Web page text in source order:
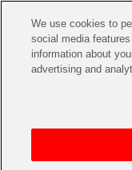
CHANNEL
アイドルマスターシ
アイドルマスター
イベントグッズ
トイ・ホビー
We use cookies to
social media
information about
advertising and